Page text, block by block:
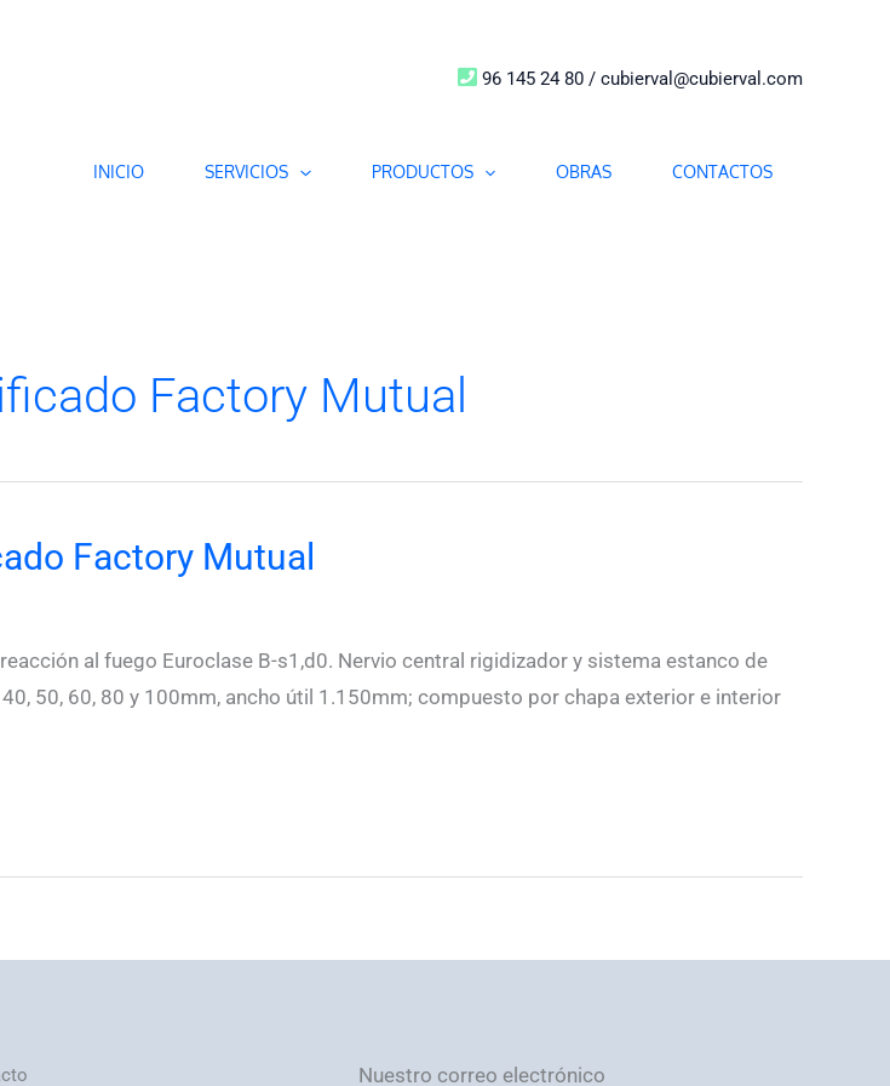
96 145 24 80 / cubierval@cubierval.com
INICIO SERVICIOS PRODUCTOS OBRAS CONTACTOS
Factory Mutual
Factory Mutual
al fuego Euroclase B-s1,d0. Nervio central rigidizador y sistema estanco de
50, 60, 80 y 100mm, ancho útil 1.150mm; compuesto por chapa exterior e interior
Nuestro correo electrónico